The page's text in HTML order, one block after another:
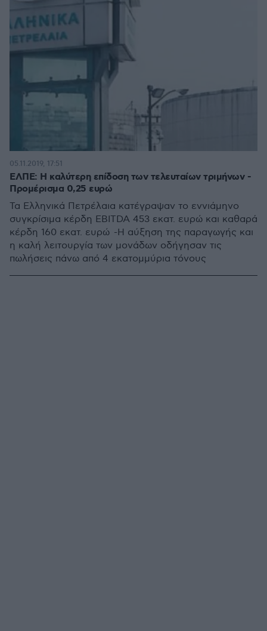
ΕΛΠΕ: Η καλύτερη επίδοση των τελευταίων τριμήνων -
Προμέρισμα 0,25 ευρώ
Τα Ελληνικά Πετρέλαια κατέγραψαν το εννιάμηνο
συγκρίσιμα κέρδη EBITDA 453 εκατ. ευρώ και καθαρά
κέρδη 160 εκατ. ευρώ -Η αύξηση της παραγωγής και
η καλή λειτουργία των μονάδων οδήγησαν τις
πωλήσεις πάνω από 4 εκατομμύρια τόνους
05.11.2019, 17:51